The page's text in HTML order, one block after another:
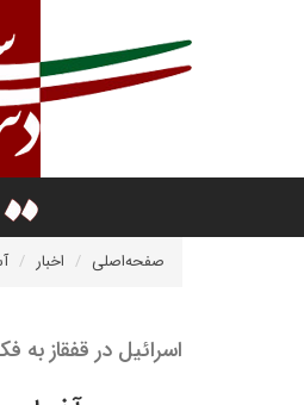
صفحه‌اصلی اخبار
اسرائیل در قفقاز به